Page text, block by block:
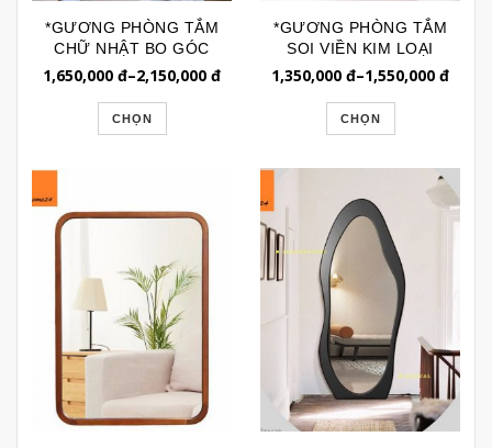
*GƯƠNG PHÒNG TẮM
CHỮ NHẬT BO GÓC
VIỀN INOX ỐNG
1,650,000 đ–2,150,000 đ
CHỌN
*GƯƠNG PHÒNG TẮM
SOI VIỀN KIM LOẠI
DÁNG VÒM GTR240
1,350,000 đ–1,550,000 đ
CHỌN